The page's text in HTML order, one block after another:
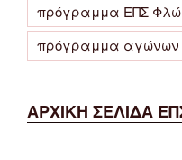
πρόγραμμα ΕΠΣ
πρόγραμμα αγώνων
ΑΡΧΙΚΗ ΣΕΛΙΔΑ